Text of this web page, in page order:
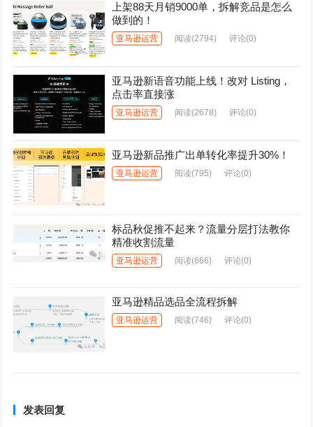
上架88天月销9000单，拆解竞品是怎么
做到的！
亚马逊运营 阅读(2794) 评论(0)
亚马逊新语音功能上线！改对 Listing，
点击率直接涨
亚马逊运营 阅读(2678) 评论(0)
亚马逊新品推广出单转化率提升30%！
亚马逊运营 阅读(795) 评论(0)
标品秋促推不起来？流量分层打法教你
精准收割流量
亚马逊运营 阅读(666) 评论(0)
亚马逊精品选品全流程拆解
亚马逊运营 阅读(746) 评论(0)
发表回复